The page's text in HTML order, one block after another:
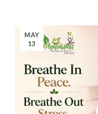
MAY
13